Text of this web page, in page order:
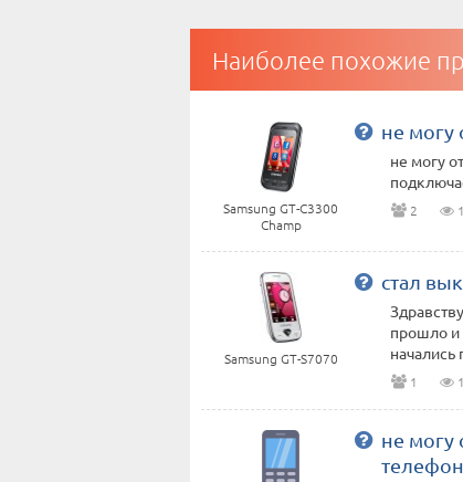
Наиболее похожие
Samsung GT-C3300
Champ
не могу
не могу
2
Samsung GT-S7070
стал
прошло и
начались
1
не могу